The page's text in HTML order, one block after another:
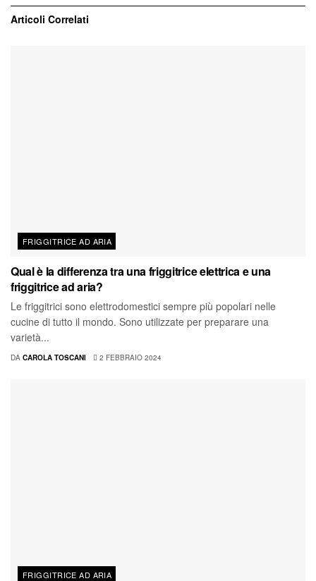
Articoli Correlati
FRIGGITRICE AD ARIA
Qual è la differenza tra una friggitrice elettrica e una
friggitrice ad aria?
Le friggitrici sono elettrodomestici sempre più popolari nelle
cucine di tutto il mondo. Sono utilizzate per preparare una
varietà...
DA CAROLA TOSCANI 2 FEBBRAIO 2024
FRIGGITRICE AD ARIA